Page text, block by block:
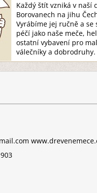
Každý štít vzniká v naší
Borovanech na jihu
Vyrábíme jej ručně a se
péčí jako naše meče,
ostatní vybavení pro
válečníky a dobrodruhy.